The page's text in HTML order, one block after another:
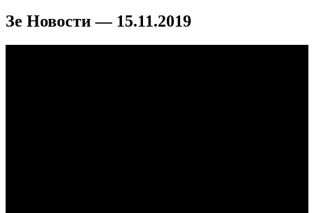
Зе Новости — 15.11.2019